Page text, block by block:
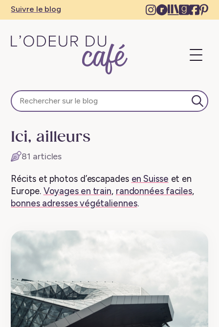
Suivre le blog
Instagram
–
Ravelry
–
The
tab
– – –
du
Café
Escapades
en
train,
recettes
végétaliennes
le
Ici, ailleurs
81 articles
Récits et photos d’escapades en Suisse et en
Europe. Voyages en train, randonnées faciles,
bonnes adresses végétaliennes.